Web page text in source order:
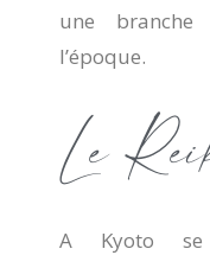
une branche
l’époque.
Le
A Kyoto